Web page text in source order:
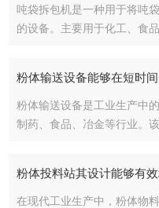
吨袋拆包机是一种用于将吨
的设备。主要用于化工、食
物料的吨袋放...
粉体输送设备是工业生产中
制药、食品、冶金等行业。
式，如螺旋输...
在现代工业生产中，粉体物